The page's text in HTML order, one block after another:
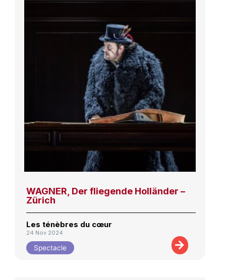
WAGNER, Der fliegende Holländer –
Zürich
Les ténèbres du cœur
24 Nov 2024
Spectacle